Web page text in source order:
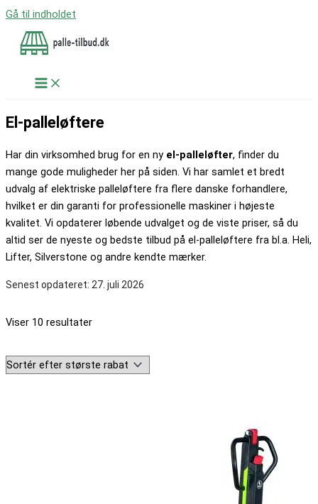
Gå til indholdet
El-palleløftere
Har din virksomhed brug for en ny el-palleløfter, finder du
mange gode muligheder her på siden. Vi har samlet et bredt
udvalg af elektriske palleløftere fra flere danske forhandlere,
hvilket er din garanti for professionelle maskiner i højeste
kvalitet. Vi opdaterer løbende udvalget og de viste priser, så du
altid ser de nyeste og bedste tilbud på el-palleløftere fra bl.a. Heli,
Lifter, Silverstone og andre kendte mærker.
Senest opdateret: 27. juli 2026
Viser 10 resultater